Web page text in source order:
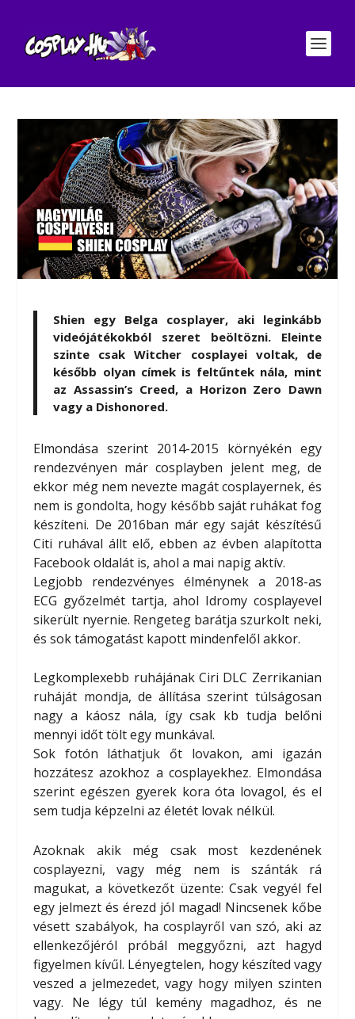
Shien egy Belga cosplayer, aki leginkább
videójátékokból szeret beöltözni. Eleinte
szinte csak Witcher cosplayei voltak, de
később olyan címek is feltűntek nála, mint
az Assassin’s Creed, a Horizon Zero Dawn
vagy a Dishonored.
Elmondása szerint 2014-2015 környékén egy
rendezvényen már cosplayben jelent meg, de
ekkor még nem nevezte magát cosplayernek, és
nem is gondolta, hogy később saját ruhákat fog
készíteni. De 2016ban már egy saját készítésű
Citi ruhával állt elő, ebben az évben alapította
Facebook oldalát is, ahol a mai napig aktív.
Legjobb rendezvényes élménynek a 2018-as
ECG győzelmét tartja, ahol Idromy cosplayevel
sikerült nyernie. Rengeteg barátja szurkolt neki,
és sok támogatást kapott mindenfelől akkor.
Legkomplexebb ruhájának Ciri DLC Zerrikanian
ruháját mondja, de állítása szerint túlságosan
nagy a káosz nála, így csak kb tudja belőni
mennyi időt tölt egy munkával.
Sok fotón láthatjuk őt lovakon, ami igazán
hozzátesz azokhoz a cosplayekhez. Elmondása
szerint egészen gyerek kora óta lovagol, és el
sem tudja képzelni az életét lovak nélkül.
Azoknak akik még csak most kezdenének
cosplayezni, vagy még nem is szánták rá
magukat, a következőt üzente: Csak vegyél fel
egy jelmezt és érezd jól magad! Nincsenek kőbe
vésett szabályok, ha cosplayről van szó, aki az
ellenkezőjéról próbál meggyőzni, azt hagyd
figyelmen kívűl. Lényegtelen, hogy készíted vagy
veszed a jelmezedet, vagy hogy milyen szinten
vagy. Ne légy túl kemény magadhoz, és ne